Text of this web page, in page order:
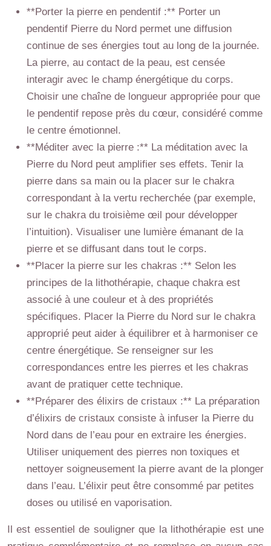
**Porter la pierre en pendentif :** Porter un
pendentif Pierre du Nord permet une diffusion
continue de ses énergies tout au long de la journée.
La pierre, au contact de la peau, est censée
interagir avec le champ énergétique du corps.
Choisir une chaîne de longueur appropriée pour que
le pendentif repose près du cœur, considéré comme
le centre émotionnel.
**Méditer avec la pierre :** La méditation avec la
Pierre du Nord peut amplifier ses effets. Tenir la
pierre dans sa main ou la placer sur le chakra
correspondant à la vertu recherchée (par exemple,
sur le chakra du troisième œil pour développer
l’intuition). Visualiser une lumière émanant de la
pierre et se diffusant dans tout le corps.
**Placer la pierre sur les chakras :** Selon les
principes de la lithothérapie, chaque chakra est
associé à une couleur et à des propriétés
spécifiques. Placer la Pierre du Nord sur le chakra
approprié peut aider à équilibrer et à harmoniser ce
centre énergétique. Se renseigner sur les
correspondances entre les pierres et les chakras
avant de pratiquer cette technique.
**Préparer des élixirs de cristaux :** La préparation
d’élixirs de cristaux consiste à infuser la Pierre du
Nord dans de l’eau pour en extraire les énergies.
Utiliser uniquement des pierres non toxiques et
nettoyer soigneusement la pierre avant de la plonger
dans l’eau. L’élixir peut être consommé par petites
doses ou utilisé en vaporisation.
Il est essentiel de souligner que la lithothérapie est une